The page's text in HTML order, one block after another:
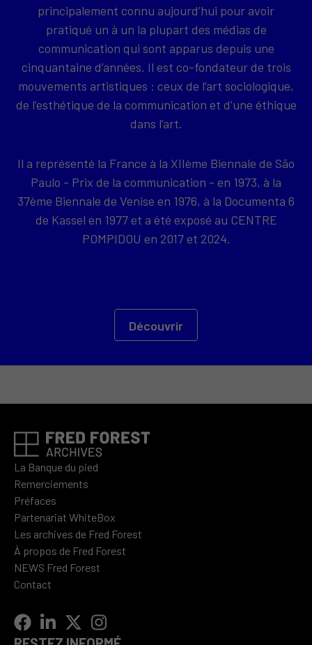
principalement connu aujourd’hui pour avoir
pratiqué un à un la plupart des médias de
communication qui sont apparus depuis une
cinquantaine d’années. Il est co-fondateur de trois
mouvements artistiques : ceux de l’art sociologique,
de l’esthétique de la communication et d’une éthique
dans l’art.
Il a représenté la France à la XIIème Biennale de São
Paulo - Prix de la communication - en 1973, à la
37ème Biennale de Venise en 1976, à la Documenta 6
de Kassel en 1977 et a été exposé au CENTRE
POMPIDOU en 2017 et 2024.
Découvrir
La Banque du pied
Remerciements
Préfaces
Partenariat WhiteBox
Les archives de Fred Forest
À propos de Fred Forest
NEWS Fred Forest
Contact